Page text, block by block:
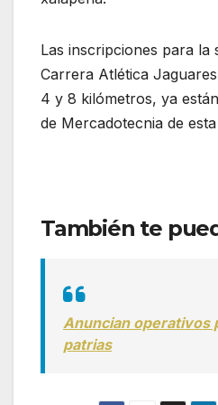
Las inscripciones para la
Carrera Atlética
4 y 8 kilómetros, ya
de Mercadotecnia de
También te
Anuncian operativos
patrias